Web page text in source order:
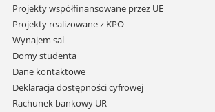
Projekty współfinansowane przez UE
Projekty realizowane z KPO
Wynajem sal
Domy studenta
Dane kontaktowe
Deklaracja dostępności cyfrowej
Rachunek bankowy UR